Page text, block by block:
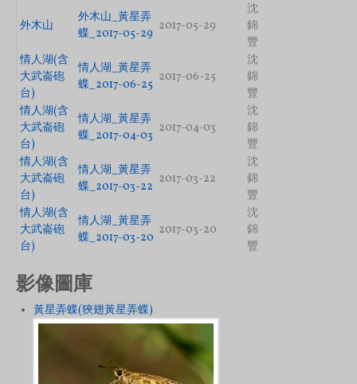
外木山
外木山_黃星弄
蝶_2017-05-29
2017-05-29
沈
錦
豐
情人湖(含
大武崙砲
台)
情人湖_黃星弄
蝶_2017-06-25
2017-06-25
沈
錦
豐
情人湖(含
大武崙砲
台)
情人湖_黃星弄
蝶_2017-04-03
2017-04-03
沈
錦
豐
情人湖(含
大武崙砲
台)
情人湖_黃星弄
蝶_2017-03-22
2017-03-22
沈
錦
豐
情人湖(含
大武崙砲
台)
情人湖_黃星弄
蝶_2017-03-20
2017-03-20
沈
錦
豐
影像圖庫
黃星弄蝶(狹翅黃星弄蝶)